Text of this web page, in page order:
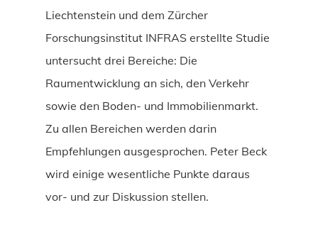
Liechtenstein und dem Zürcher
Forschungsinstitut INFRAS erstellte Studie
untersucht drei Bereiche: Die
Raumentwicklung an sich, den Verkehr
sowie den Boden- und Immobilienmarkt.
Zu allen Bereichen werden darin
Empfehlungen ausgesprochen. Peter Beck
wird einige wesentliche Punkte daraus
vor- und zur Diskussion stellen.